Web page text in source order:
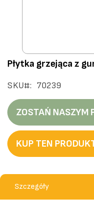
Przejdź
na
początek
galerii
Płytka grzejąca z
SKU 70239
ZOSTAŃ NASZYM
KUP TEN
Szczegóły